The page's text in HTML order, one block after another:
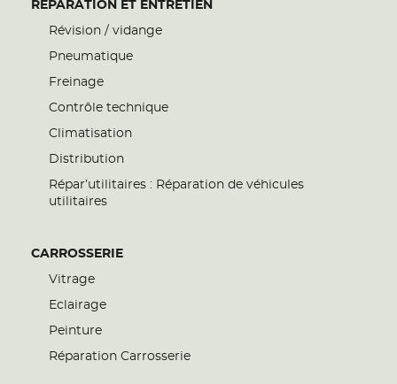
RÉPARATION ET ENTRETIEN
Révision / vidange
Pneumatique
Freinage
Contrôle technique
Climatisation
Distribution
Répar’utilitaires : Réparation de véhicules
utilitaires
CARROSSERIE
Vitrage
Eclairage
Peinture
Réparation Carrosserie